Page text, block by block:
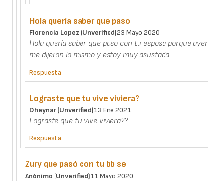
Hola quería saber que paso
Florencia Lopez (unverified)23 Mayo 2020
Hola quería saber que paso con tu esposa porque ayer
me dijeron lo mismo y estoy muy asustada.
Respuesta
Lograste que tu vive viviera?
Dheynar (unverified)13 Ene 2021
Lograste que tu vive viviera??
Respuesta
Zury que pasó con tu bb se
Anónimo (unverified)11 Mayo 2020